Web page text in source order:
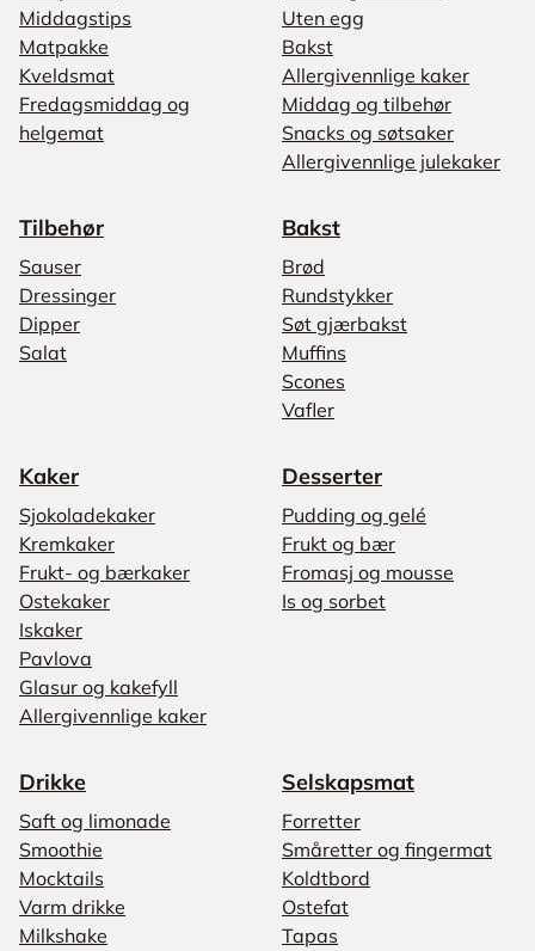
Middagstips
Matpakke
Kveldsmat
Fredagsmiddag og
helgemat
Uten egg
Bakst
Allergivennlige kaker
Middag og tilbehør
Snacks og søtsaker
Allergivennlige julekaker
Tilbehør
Sauser
Dressinger
Dipper
Salat
Bakst
Brød
Rundstykker
Søt gjærbakst
Muffins
Scones
Vafler
Kaker
Sjokoladekaker
Kremkaker
Frukt- og bærkaker
Ostekaker
Iskaker
Pavlova
Glasur og kakefyll
Allergivennlige kaker
Desserter
Pudding og gelé
Frukt og bær
Fromasj og mousse
Is og sorbet
Drikke
Saft og limonade
Smoothie
Mocktails
Varm drikke
Milkshake
Selskapsmat
Forretter
Småretter og fingermat
Koldtbord
Ostefat
Tapas